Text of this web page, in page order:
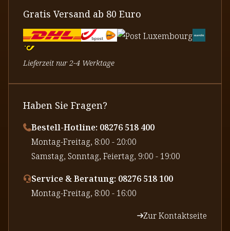
Gratis Versand ab 80 Euro
Lieferzeit nur 2-4 Werktage
Haben Sie Fragen?
Bestell-Hotline: 08276 518 400
⁠Montag-Freitag, 8:00 - 20:00
⁠Samstag, Sonntag, Feiertag, 9:00 - 19:00
Service & Beratung: 08276 518 100
⁠Montag-Freitag, 8:00 - 16:00
Zur Kontaktseite